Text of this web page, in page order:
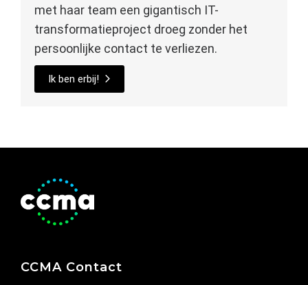
met haar team een gigantisch IT-
transformatieproject droeg zonder het
persoonlijke contact te verliezen.
Ik ben erbij!
CCMA Contact